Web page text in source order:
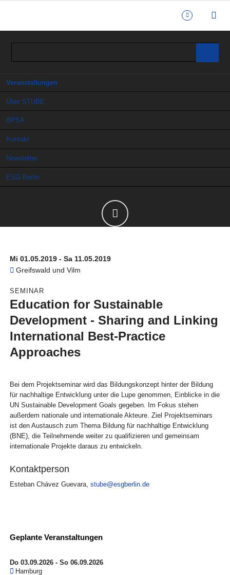
Veranstaltungen
Über STUBE
BPSA
Kontakt
Newsletter
ESG Berlin
Mi 01.05.2019 - Sa 11.05.2019
Greifswald und Vilm
SEMINAR
Education for Sustainable
Development - Sharing and Linking
International Best-Practice
Approaches
Bei dem Projektseminar wird das Bildungskonzept hinter der Bildung
für nachhaltige Entwicklung unter die Lupe genommen, Einblicke in die
UN Sustainable Development Goals gegeben. Im Fokus stehen
außerdem nationale und internationale Akteure. Ziel Projektseminars
ist den Austausch zum Thema Bildung für nachhaltige Entwicklung
(BNE), die Teilnehmende weiter zu qualifizieren und gemeinsam
internationale Projekte daraus zu entwickeln.
Kontaktperson
Esteban Chávez Guevara, stube@esgberlin.de
Geplante Veranstaltungen
Do 03.09.2026 - So 06.09.2026
Hamburg